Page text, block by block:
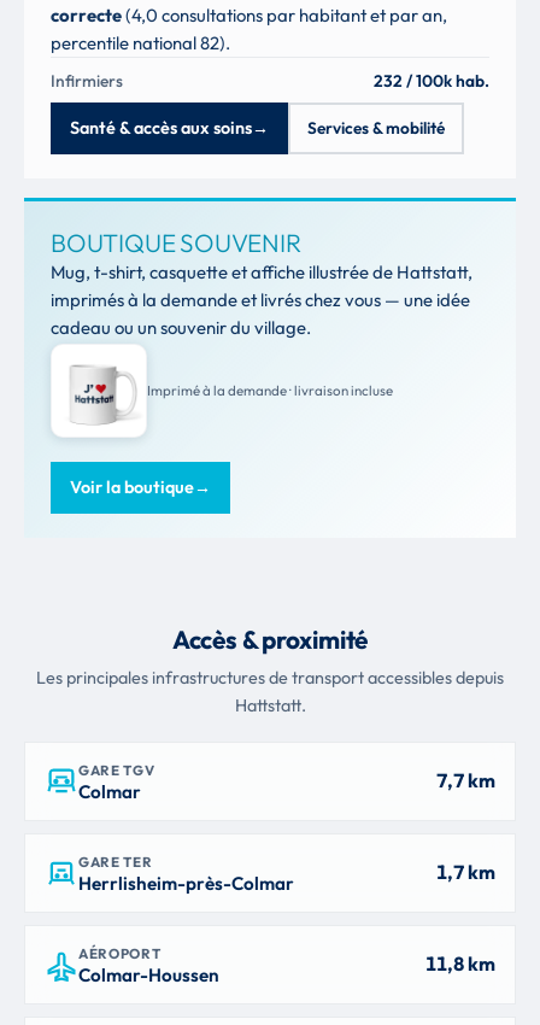
correcte(4,0 consultations par habitant et par an,
percentile national 82).
Infirmiers 232 / 100k hab.
Santé & accès aux soins→ Services & mobilité
BOUTIQUE SOUVENIR
Mug, t-shirt, casquette et affiche illustrée de Hattstatt,
imprimés à la demande et livrés chez vous — une idée
cadeau ou un souvenir du village.
Imprimé à la demande · livraison incluse
Voir la boutique→
Accès & proximité
Les principales infrastructures de transport accessibles depuis
Hattstatt.
GARE TGV
Colmar 7,7 km
GARE TER
Herrlisheim-près-Colmar 1,7 km
AÉROPORT
Colmar-Houssen 11,8 km